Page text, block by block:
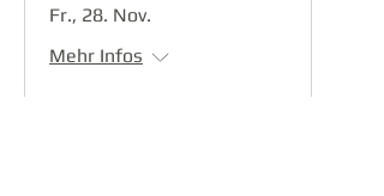
Fr., 28. Nov.
Mehr Infos